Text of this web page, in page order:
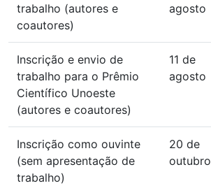
trabalho (autores e
coautores)
agosto
Inscrição e envio de
trabalho para o Prêmio
Científico Unoeste
(autores e coautores)
11 de
agosto
Inscrição como ouvinte
(sem apresentação de
trabalho)
20 de
outubro